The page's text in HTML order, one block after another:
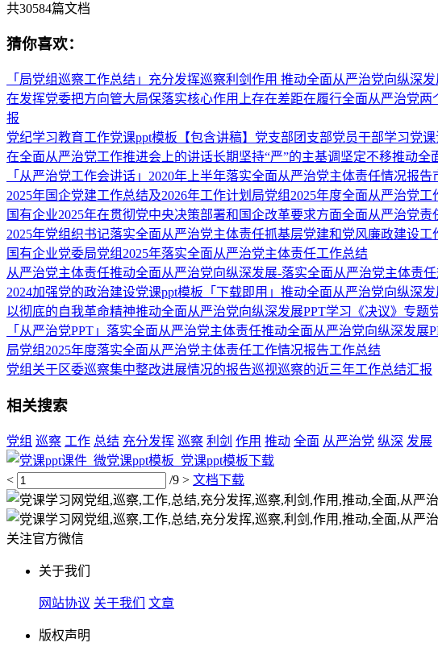
共30584篇文档
猜你喜欢：
「局党组巡察工作总结」充分发挥巡察利剑作用 推动全面从严治党向纵深
在发挥党委把方向管大局保落实核心作用上存在差距在履行全面从严治党
报
党纪学习教育工作党课ppt模板【包含讲稿】党支部团支部党员干部学习党
在全面从严治党工作推进会上的讲话长期坚持“严”的主基调坚定不移推动全
「从严治党工作会讲话」2020年上半年落实全面从严治党主体责任情况报
2025年国企党建工作总结及2026年工作计划局党组2025年度全面从严治党工
国有企业2025年在贯彻党中央决策部署和国企改革要求方面全面从严治党
2025年党组织书记落实全面从严治党主体责任抓基层党建和党风廉政建设
国有企业党委局党组2025年落实全面从严治党主体责任工作总结
从严治党主体责任推动全面从严治党向纵深发展-落实全面从严治党主体责
2024加强党的政治建设党课ppt模板「下载即用」推动全面从严治党向纵深
以彻底的自我革命精神推动全面从严治党向纵深发展PPT学习《决议》专题
「从严治党PPT」落实全面从严治党主体责任推动全面从严治党向纵深发展
局党组2025年度落实全面从严治党主体责任工作情况报告工作总结
党组关于区委巡察集中整改进展情况的报告巡视巡察的近三年工作总结汇报
相关搜索
党组 巡察 工作 总结 充分发挥 巡察 利剑 作用 推动 全面 从严治党 纵深 发展
< /9 > 文档下载
关注官方微信
关于我们
网站协议 关于我们 文章
版权声明